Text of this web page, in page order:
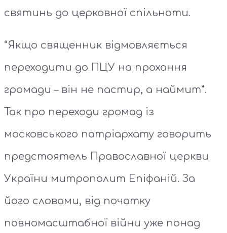
святинь до церковної спільноти.
“Якщо священник відмовляється
переходити до ПЦУ на прохання
громади – він не пастир, а наймит”.
Так про переходи громад із
московського патріархату говорить
предстоятель Православної церкви
України митрополит Епіфаній. За
його словами, від початку
повномасштабної війни уже понад